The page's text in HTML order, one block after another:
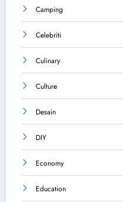
Camping
Celebriti
Culinary
Culture
Desain
DIY
Economy
Education